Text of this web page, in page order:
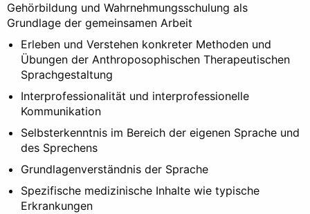
Gehörbildung und Wahrnehmungsschulung als
Grundlage der gemeinsamen Arbeit
Erleben und Verstehen konkreter Methoden und
Übungen der Anthroposophischen Therapeutischen
Sprachgestaltung
Interprofessionalität und interprofessionelle
Kommunikation
Selbsterkenntnis im Bereich der eigenen Sprache und
des Sprechens
Grundlagenverständnis der Sprache
Spezifische medizinische Inhalte wie typische
Erkrankungen